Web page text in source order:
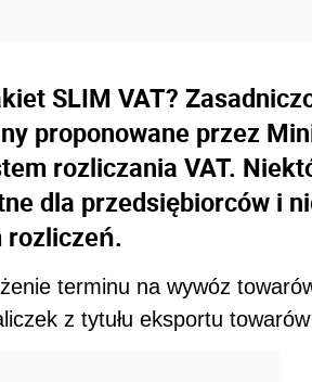
SLIM VAT?
proponowane przez
rozliczania VAT.
dla przedsiębiorców i
rozliczeń.
terminu na wywóz
z tytułu eksportu